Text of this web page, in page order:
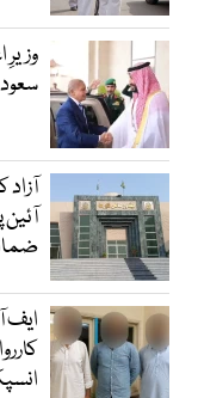
ایف